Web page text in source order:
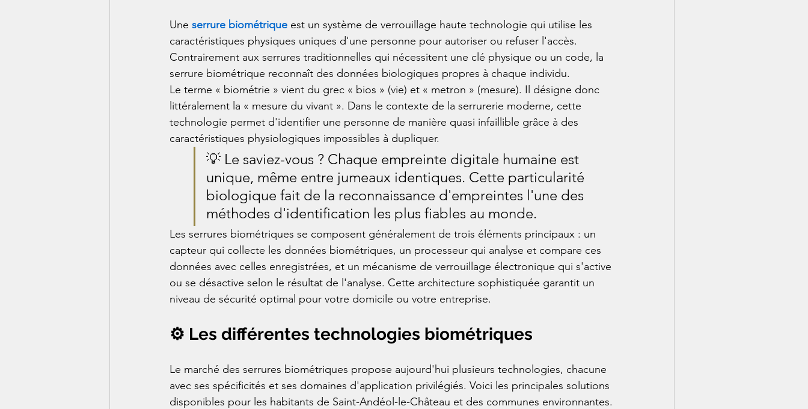
Une serrure biométrique est un système de verrouillage haute technologie qui utilise les
caractéristiques physiques uniques d'une personne pour autoriser ou refuser l'accès.
Contrairement aux serrures traditionnelles qui nécessitent une clé physique ou un code, la
serrure biométrique reconnaît des données biologiques propres à chaque individu.
Le terme « biométrie » vient du grec « bios » (vie) et « metron » (mesure). Il désigne donc
littéralement la « mesure du vivant ». Dans le contexte de la serrurerie moderne, cette
technologie permet d'identifier une personne de manière quasi infaillible grâce à des
caractéristiques physiologiques impossibles à dupliquer.
💡 Le saviez-vous ? Chaque empreinte digitale humaine est
unique, même entre jumeaux identiques. Cette particularité
biologique fait de la reconnaissance d'empreintes l'une des
méthodes d'identification les plus fiables au monde.
Les serrures biométriques se composent généralement de trois éléments principaux : un
capteur qui collecte les données biométriques, un processeur qui analyse et compare ces
données avec celles enregistrées, et un mécanisme de verrouillage électronique qui s'active
ou se désactive selon le résultat de l'analyse. Cette architecture sophistiquée garantit un
niveau de sécurité optimal pour votre domicile ou votre entreprise.
⚙️ Les différentes technologies biométriques
Le marché des serrures biométriques propose aujourd'hui plusieurs technologies, chacune
avec ses spécificités et ses domaines d'application privilégiés. Voici les principales solutions
disponibles pour les habitants de Saint-Andéol-le-Château et des communes environnantes.